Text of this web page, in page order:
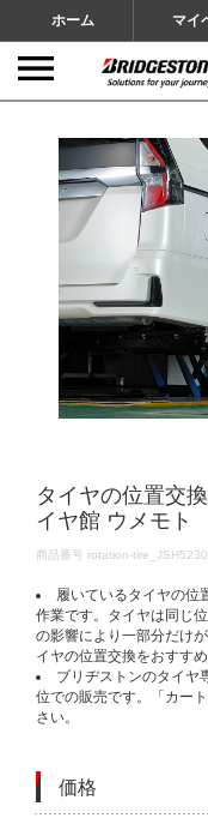
ホーム マイ
タイヤの位置交
イヤ館 ウメモト
DETAILS
商品番号 rotation-
履いているタイヤの位
作業です。タイヤは同じ
の影響により一部分だけ
イヤの位置交換をおすすめ
ブリヂストンのタイヤ
位での販売です。「カー
さい。
価格